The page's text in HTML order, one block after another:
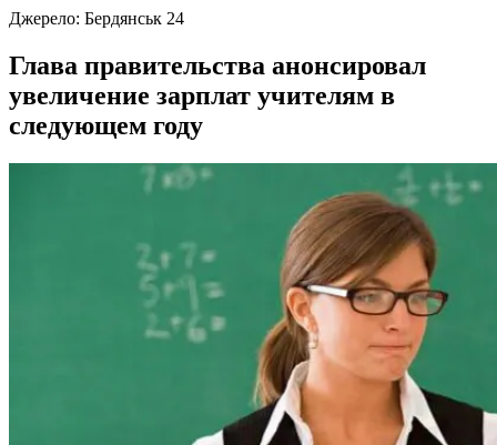
Джерело: Бердянськ 24
Глава правительства анонсировал
увеличение зарплат учителям в
следующем году